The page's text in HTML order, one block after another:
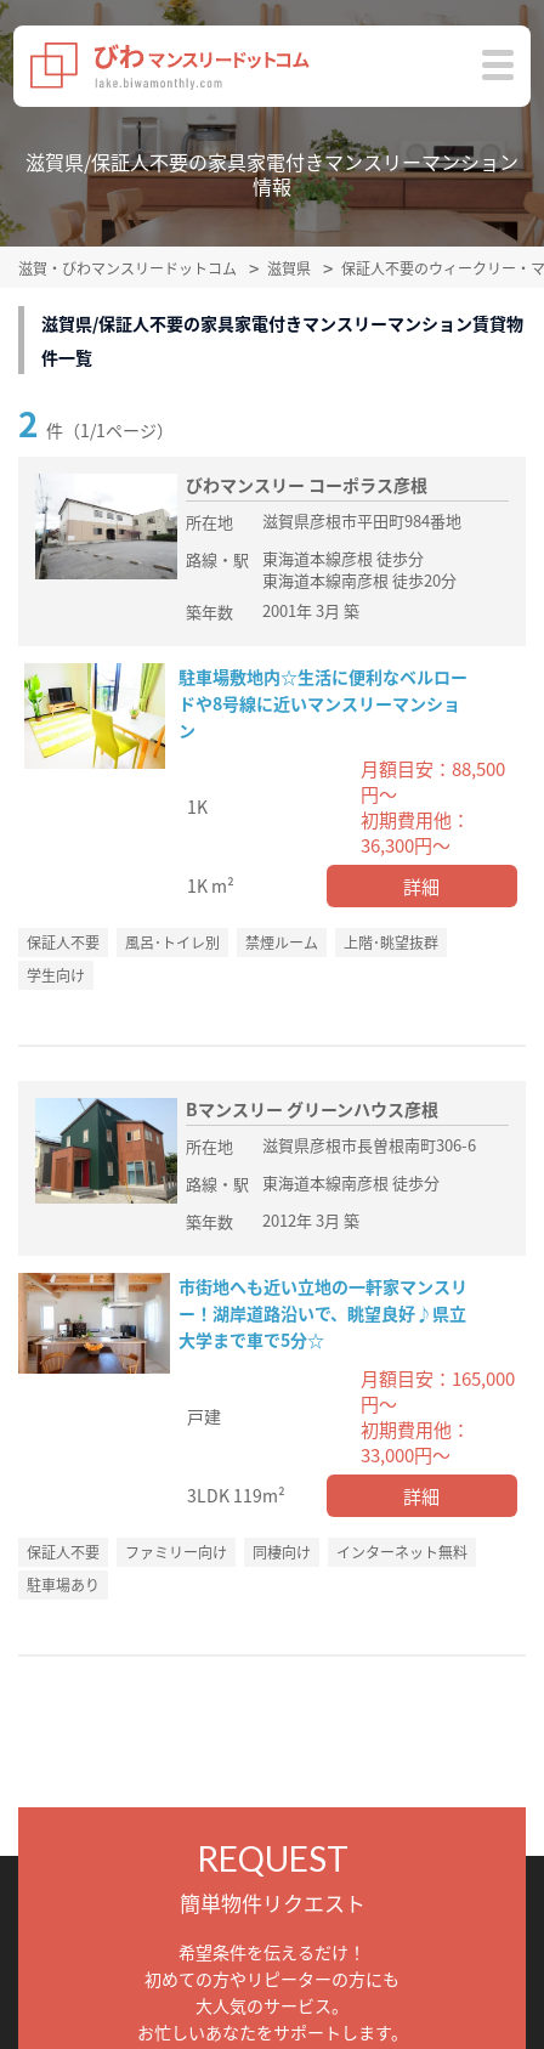
滋賀県/保証人不要の家具家電付きマンスリーマンション
情報
滋賀・びわマンスリードットコム 滋賀県 保証人不要のウィークリー・
滋賀県/保証人不要の家具家電付きマンスリーマンション賃貸物
件一覧
2 件（1/1ページ）
びわマンスリー コーポラス彦根
所在地
滋賀県彦根市平田町984番地
路線・駅
東海道本線彦根 徒歩分
東海道本線南彦根 徒歩20分
築年数
2001年 3月 築
駐車場敷地内☆生活に便利なベルロー
ドや8号線に近いマンスリーマンショ
ン
1K
月額目安：88,500
円～
初期費用他：
36,300円～
1K m² 詳細
保証人不要 風呂･トイレ別 禁煙ルーム
上階･眺望抜群
学生向け
Bマンスリー グリーンハウス彦根
所在地
滋賀県彦根市長曽根南町306-6
路線・駅
東海道本線南彦根 徒歩分
築年数
2012年 3月 築
市街地へも近い立地の一軒家マンスリ
ー！湖岸道路沿いで、眺望良好♪県立
大学まで車で5分☆
戸建
月額目安：165,000
円～
初期費用他：
33,000円～
3LDK 119m² 詳細
保証人不要 ファミリー向け 同棲向け
インターネット無料
駐車場あり
REQUEST
簡単物件リクエスト
希望条件を伝えるだけ！
初めての方やリピーターの方にも
大人気のサービス。
お忙しいあなたをサポートします。